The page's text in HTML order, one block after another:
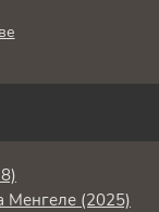
Менгеле (2025)